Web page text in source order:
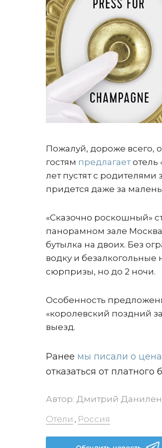
Пожалуй, дороже всего,
гостям предлагаетотель
лет пустят с родителями
придется даже за
«Сказочно роскошный»
панорамном зале
бутылка на двоих. Без
водку и
сюрпризы, но до 2 ночи.
Особенность
«королевский поздний
выезд.
Ранее мы писали о
отказаться от платного
Автор: Дмитрий
Отели , Россия